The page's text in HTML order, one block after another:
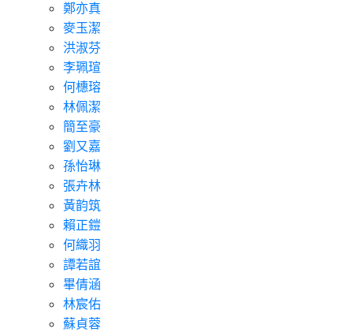
鄭亦真
麥玉潔
洪淑芬
李珮瑄
何橞瑢
林佩潔
簡至豪
劉又嘉
孫怡琳
張卉林
黃韵筑
賴正鎧
何織羽
譚若誼
畢倩涵
林宸佑
蘇貞蓉